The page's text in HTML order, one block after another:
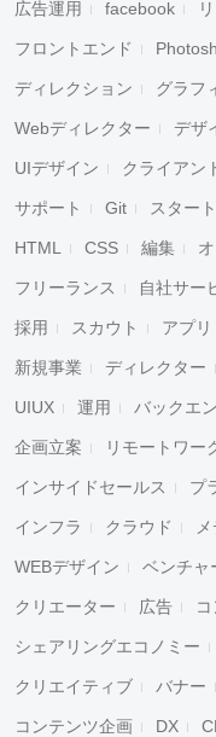
広告運用 facebook
フロントエンド
ディレクション グラフ
Webディレクター デザ
UIデザイン クライアン
サポート Git スター
HTML CSS 編集
フリーランス 自社サー
採用 スカウト アプリ
新規事業 ディレクター
UIUX 運用 バックエ
企画立案 リモートワー
インサイドセールス プ
インフラ クラウド
WEBデザイン ベンチャ
クリエーター 広告
シェアリングエコノミー
クリエイティブ バナー
コンテンツ企画 DX